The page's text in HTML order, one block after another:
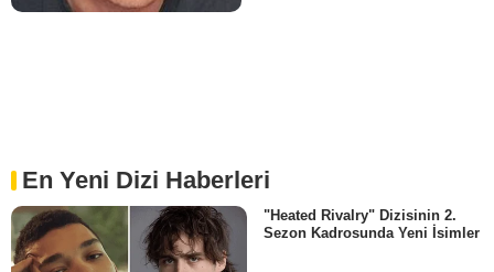
En Yeni Dizi Haberleri
"Heated Rivalry" Dizisinin 2.
Sezon Kadrosunda Yeni İsimler